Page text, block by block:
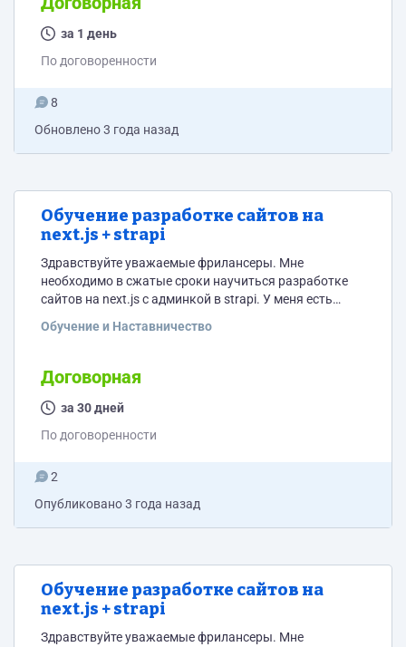
в соответствии с дизайном; 2. Добавить блок с
отзывами и кейсами; 3. Добавить окошко "Ваша
Добавить анимацию сменяющую цифру "3" на "2" в
что...
за 1 день
По договоренности
8
Обновлено3 года назад
Обучение разработке сайтов на
next.js + strapi
Здравствуйте уважаемые фрилансеры. Мне
необходимо в сжатые сроки научиться разработке
сайтов на next.js с админкой в strapi. У меня есть
решении. Пример того что хочу получить имеется в
админками, покажу при обсуждении условий с
потенциальным ментором-учителем) Отвечу на
потенциальный вопрос "чего сам курсы не
Обучение и Наставничество
Договорная
за 30 дней
По договоренности
2
Опубликовано3 года назад
Обучение разработке сайтов на
next.js + strapi
Здравствуйте уважаемые фрилансеры. Мне